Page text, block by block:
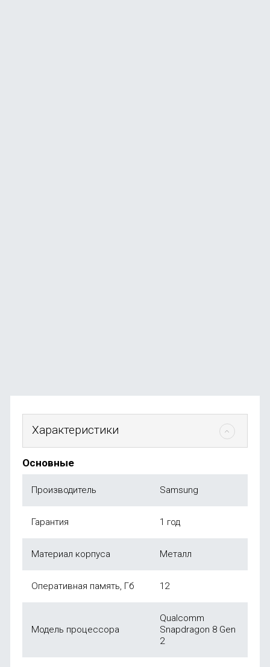
Характеристики
Основные
Производитель Samsung
Гарантия 1 год
Материал корпуса Металл
Оперативная память, Гб 12
Модель процессора
Qualcomm
Snapdragon 8 Gen
2